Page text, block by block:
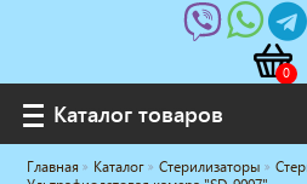
Каталог товаров
Каталог товаров
Главная Каталог Стерилизаторы